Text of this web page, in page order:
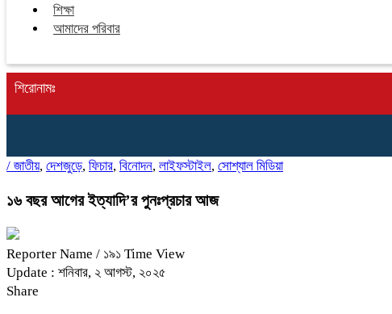
শিক্ষা
আমাদের পরিবার
শিরোনামঃ
/ জাতীয়, দেশজুড়ে, ফিচার, বিনোদন, লাইফস্টাইল, সোশ্যাল মিডিয়া
১৬ বছর আগের ইত্যাদি’র পুনঃপ্রচার আজ
Reporter Name / ১৯১ Time View
Update : শনিবার, ২ আগস্ট, ২০২৫
Share